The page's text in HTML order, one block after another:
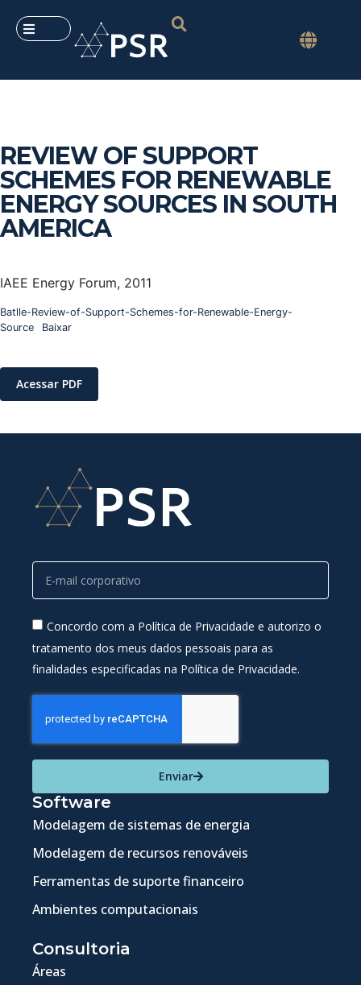
REVIEW OF SUPPORT
SCHEMES FOR RENEWABLE
ENERGY SOURCES IN SOUTH
AMERICA
IAEE Energy Forum, 2011
Batlle-Review-of-Support-Schemes-for-Renewable-Energy-
Source
Baixar
Acessar PDF
Concordo com a Política de Privacidade e autorizo o
tratamento dos meus dados pessoais para as
finalidades especificadas na Política de Privacidade.
Enviar
Software
Modelagem de sistemas de energia
Modelagem de recursos renováveis
Ferramentas de suporte financeiro
Ambientes computacionais
Consultoria
Áreas